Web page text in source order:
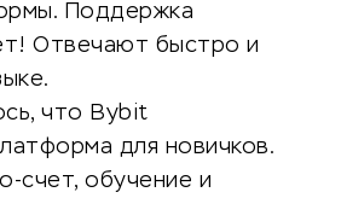
Поддержка
Отвечают быстро и
что Bybit
для новичков.
счет, обучение и